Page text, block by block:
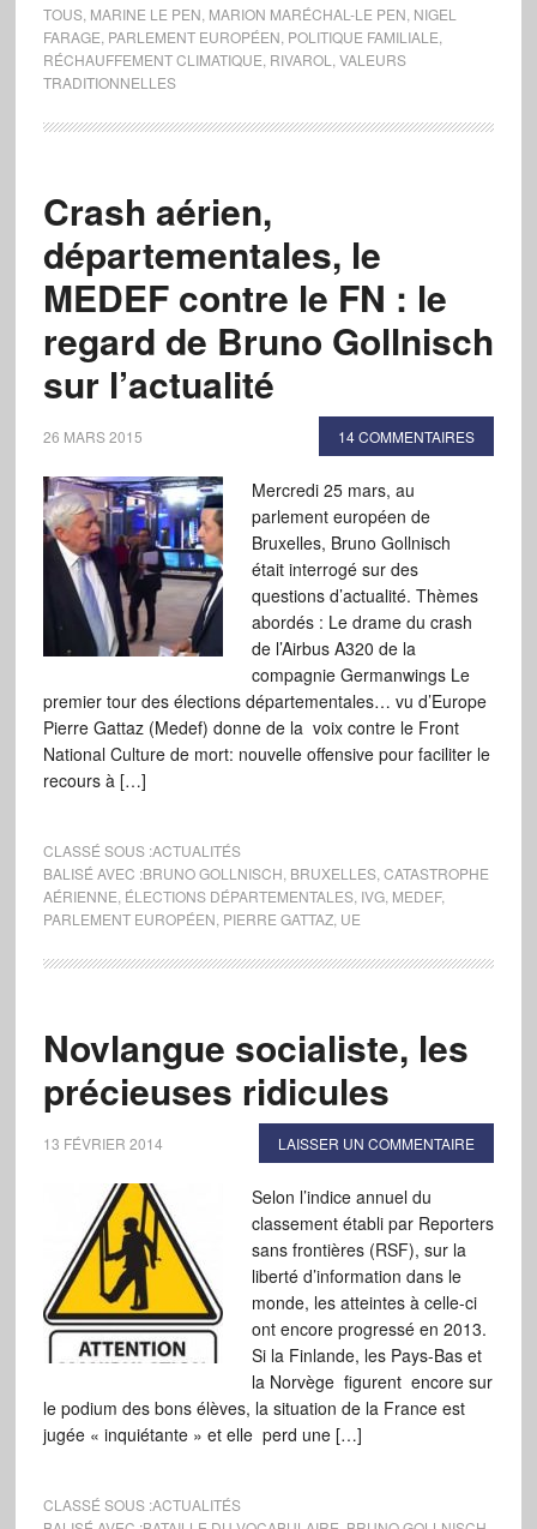
TOUS, MARINE LE PEN MARION MARÉCHAL-LE PEN NIGEL
FARAGE PARLEMENT EUROPÉEN POLITIQUE FAMILIALE
RÉCHAUFFEMENT CLIMATIQUE RIVAROL
VALEURS
TRADITIONNELLES
Crash aérien,
départementales, le
MEDEF contre le FN : le
regard de Bruno Gollnisch
sur l’actualité
26 MARS 2015 14 COMMENTAIRES
Mercredi 25 mars, au
parlement européen de
Bruxelles, Bruno Gollnisch
était interrogé sur des
questions d’actualité. Thèmes
abordés : Le drame du crash
de l’Airbus A320 de la
compagnie Germanwings Le
premier tour des élections départementales… vu d’Europe
Pierre Gattaz (Medef) donne de la voix contre le Front
National Culture de mort: nouvelle offensive pour faciliter le
recours à […]
CLASSÉ SOUS :ACTUALITÉS
BALISÉ AVEC :BRUNO GOLLNISCH BRUXELLES, CATASTROPHE
AÉRIENNE ÉLECTIONS DÉPARTEMENTALES, IVG, MEDEF,
PARLEMENT EUROPÉEN PIERRE GATTAZ, UE
Novlangue socialiste, les
précieuses ridicules
13 FÉVRIER 2014 LAISSER UN COMMENTAIRE
Selon l’indice annuel du
classement établi par Reporters
sans frontières (RSF), sur la
liberté d’information dans le
monde, les atteintes à celle-ci
ont encore progressé en 2013.
Si la Finlande, les Pays-Bas et
la Norvège figurent encore sur
le podium des bons élèves, la situation de la France est
jugée « inquiétante » et elle perd une […]
CLASSÉ SOUS :ACTUALITÉS